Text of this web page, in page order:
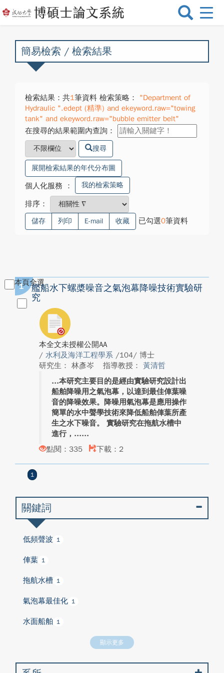
選
換
簡易檢索 / 檢索結果
檢索結果：共1筆資料 檢索策略：
"Department of
Hydraulic ".edept (精準) and ekeyword.raw="towing
tank" and ekeyword.raw="bubble emitter belt"
在搜尋的結果範圍內查詢：
搜尋
展開檢索結果的年代分布圖
個人化服務 ： 我的檢索策略
排序：
儲存 列印 E-mail 收藏 已勾選0筆資料
本頁全選
1
艦船水下螺槳噪音之氣泡幕降噪技術實驗研
究
本全文未授權公開AA
/ 水利及海洋工程學系 /104/ 博士
研究生： 林彥岑
指導教授： 黃清哲
本研究主要目的是經由實驗研究設計出
船舶降噪用之氣泡幕，以達到最佳俥葉噪
音的降噪效果。降噪用氣泡幕是應用操作
簡單的水中聲學技術來降低船舶俥葉所產
生之水下噪音。 實驗研究在拖航水槽中
進行，...
點閱：335
下載：2
1
關鍵詞
低頻聲波 1
俥葉 1
拖航水槽 1
氣泡幕最佳化 1
水面船舶 1
顯示更多